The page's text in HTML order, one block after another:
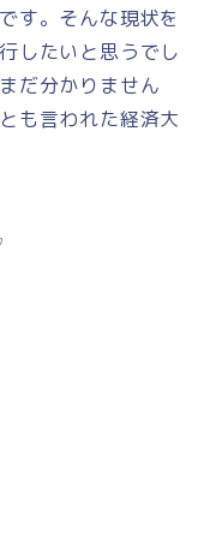
す。そんな現状を
したいと思うでし
だ分かりません
も言われた経済大